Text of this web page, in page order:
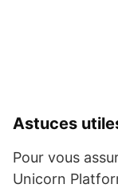
Astuces
Pour vous
Unicorn